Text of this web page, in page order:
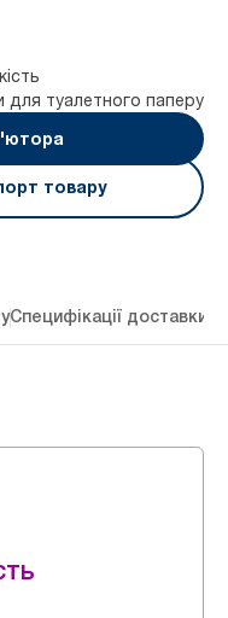
для туалетного паперу
товару
Специфікації доставки